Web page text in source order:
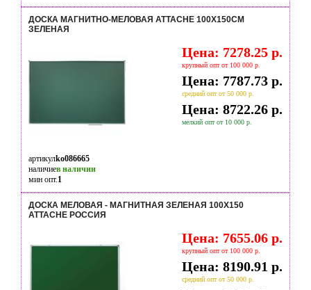
ДОСКА МАГНИТНО-МЕЛОВАЯ ATTACHE 100Х150СМ
ЗЕЛЕНАЯ
Цена: 7278.25 р.
крупный опт от 100 000 р.
Цена: 7787.73 р.
средний опт от 50 000 р.
Цена: 8722.26 р.
мелкий опт от 10 000 р.
артикулko086665
наличиев наличии
мин опт.1
ДОСКА МЕЛОВАЯ - МАГНИТНАЯ ЗЕЛЕНАЯ 100Х150
ATTACHE РОССИЯ
Цена: 7655.06 р.
крупный опт от 100 000 р.
Цена: 8190.91 р.
средний опт от 50 000 р.